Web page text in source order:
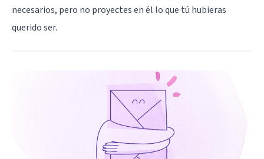
necesarios, pero no proyectes en él lo que tú hubieras
querido ser.